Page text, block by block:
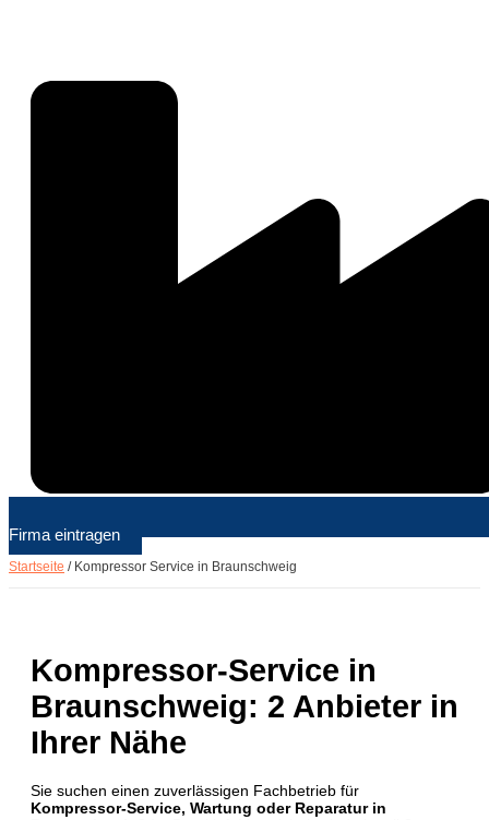
Firma eintragen
Startseite / Kompressor Service in Braunschweig
Kompressor-Service in
Braunschweig: 2 Anbieter in
Ihrer Nähe
Sie suchen einen zuverlässigen Fachbetrieb für
Kompressor-Service, Wartung oder Reparatur in